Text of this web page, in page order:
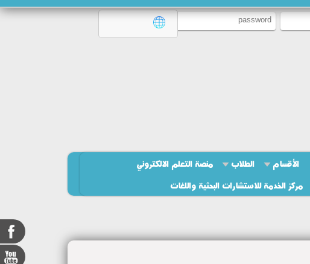
الأقسام الطلاب
منصة التعلم الالكتروني
مركز الخدمة للاستشارات البحثية واللغات